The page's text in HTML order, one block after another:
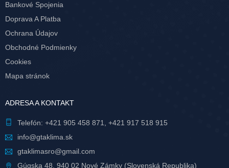
Bankové Spojenia
Doprava A Platba
Ochrana Údajov
Obchodné Podmienky
Cookies
Mapa stránok
ADRESA A KONTAKT
Telefón: +421 905 458 871
+421 917 518 915
info@gtaklima.sk
gtaklimasro@gmail.com
Gúgska 48, 940 02 Nové Zámky (Slovenská Republika)